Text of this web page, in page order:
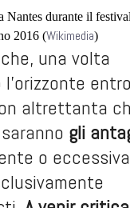
Nantes durante il
2016 (Wikimedia)
una volta
altrettanta
gli
o